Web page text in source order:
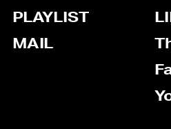
PLAYLIST
MAIL